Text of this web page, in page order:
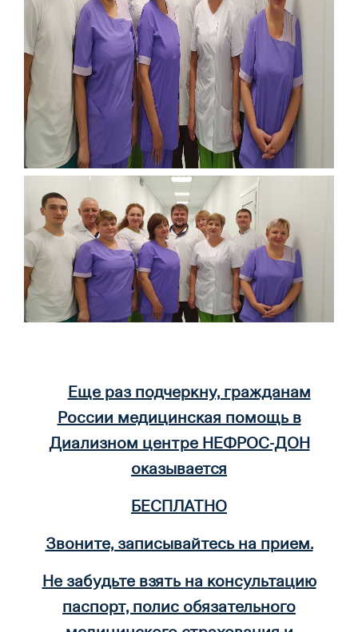
Еще раз подчеркну, гражданам
России медицинская помощь в
Диализном центре НЕФРОС-ДОН
оказывается
БЕСПЛАТНО
Звоните, записывайтесь на прием.
Не забудьте взять на консультацию
паспорт, полис обязательного